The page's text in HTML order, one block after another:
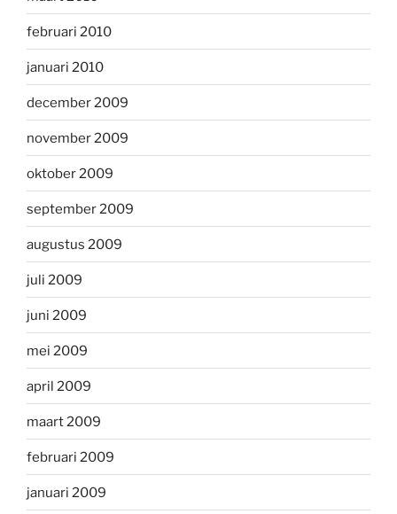
februari 2010
januari 2010
december 2009
november 2009
oktober 2009
september 2009
augustus 2009
juli 2009
juni 2009
mei 2009
april 2009
maart 2009
februari 2009
januari 2009